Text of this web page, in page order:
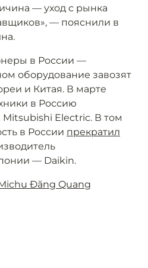
— уход с рынка
— пояснили в
в России —
оборудование завозят
и Китая. В марте
в Россию
Mitsubishi Electric. В том
в России прекратил
— Daikin.
Đăng Quang